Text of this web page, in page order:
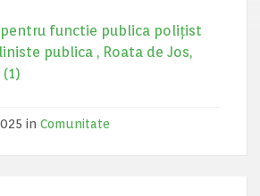
functie publica poliţist
publica , Roata de Jos,
in Comunitate